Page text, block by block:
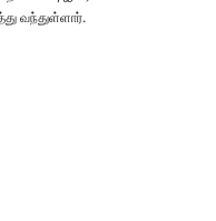
வந்துள்ளார்.